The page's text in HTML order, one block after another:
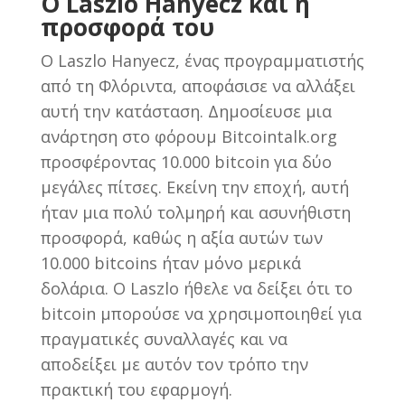
προσφορά του
Ο Laszlo Hanyecz, ένας προγραμματιστής
από τη Φλόριντα, αποφάσισε να αλλάξει
αυτή την κατάσταση. Δημοσίευσε μια
ανάρτηση στο φόρουμ Bitcointalk.org
προσφέροντας 10.000 bitcoin για δύο
μεγάλες πίτσες. Εκείνη την εποχή, αυτή
ήταν μια πολύ τολμηρή και ασυνήθιστη
προσφορά, καθώς η αξία αυτών των
10.000 bitcoins ήταν μόνο μερικά
δολάρια. Ο Laszlo ήθελε να δείξει ότι το
bitcoin μπορούσε να χρησιμοποιηθεί για
πραγματικές συναλλαγές και να
αποδείξει με αυτόν τον τρόπο την
πρακτική του εφαρμογή.